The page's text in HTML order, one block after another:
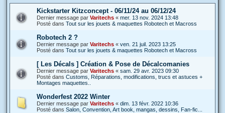
Kickstarter Kitzconcept - 06/11/24 au 06/12/24
Dernier message par Varitechs « mer. 13 nov. 2024 13:48
Posté dans Tout sur les jouets & maquettes Robotech et Macross
Robotech 2 ?
Dernier message par Varitechs « ven. 21 juil. 2023 13:25
Posté dans Tout sur les jouets & maquettes Robotech et Macross
[ Les Décals ] Création & Pose de Décalcomanies
Dernier message par Varitechs « sam. 29 avr. 2023 09:30
Posté dans Customs, Réparations, modifications, trucs et astuces +
Montages maquettes..
Wonderfest 2022 Winter
Dernier message par Varitechs « dim. 13 févr. 2022 10:36
Posté dans Salon, Convention, Art book, mangas, dessins, Fan-fic...